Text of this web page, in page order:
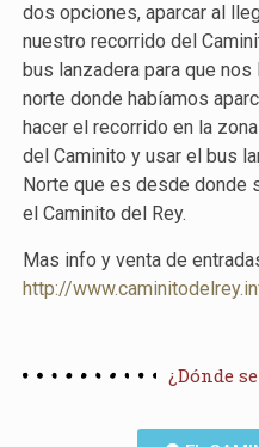
dos opciones, aparcar al
nuestro recorrido del
bus lanzadera para que
norte donde habíamos
hacer el recorrido en la
del Caminito y usar el bus
Norte que es desde donde
el Caminito del Rey.
Mas info y venta de
http://
¿Dónde